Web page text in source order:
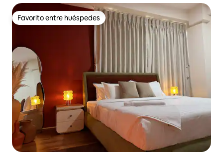
Favorito entre huéspedes
Favorito entre huéspedes